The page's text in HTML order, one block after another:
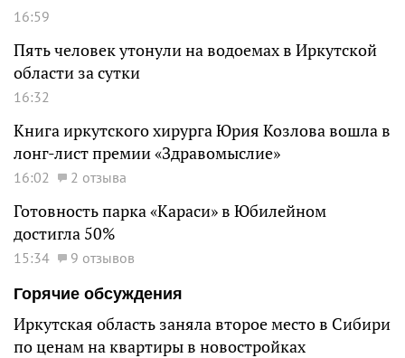
16:59
Пять человек утонули на водоемах в Иркутской
области за сутки
16:32
Книга иркутского хирурга Юрия Козлова вошла в
лонг-лист премии «Здравомыслие»
16:02 2 отзыва
Готовность парка «Караси» в Юбилейном
достигла 50%
15:34
9 отзывов
Горячие обсуждения
Иркутская область заняла второе место в Сибири
по ценам на квартиры в новостройках